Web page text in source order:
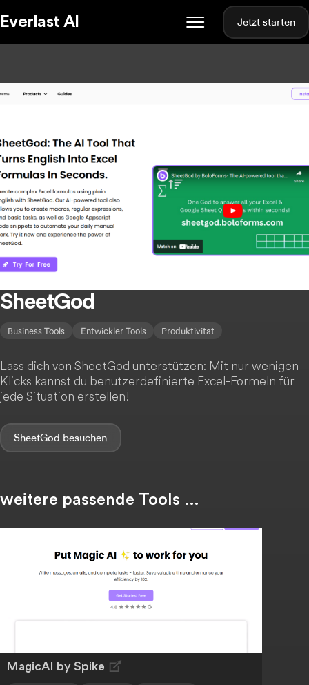
Everlast AI Jetzt starten
SheetGod
Business Tools Entwickler Tools Produktivität
Lass dich von SheetGod unterstützen: Mit nur wenigen
Klicks kannst du benutzerdefinierte Excel-Formeln für
jede Situation erstellen!
SheetGod
weitere passende Tools …
MagicAI by Spike